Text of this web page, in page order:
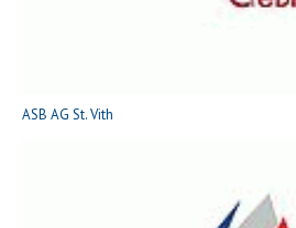
ASB AG St. Vith